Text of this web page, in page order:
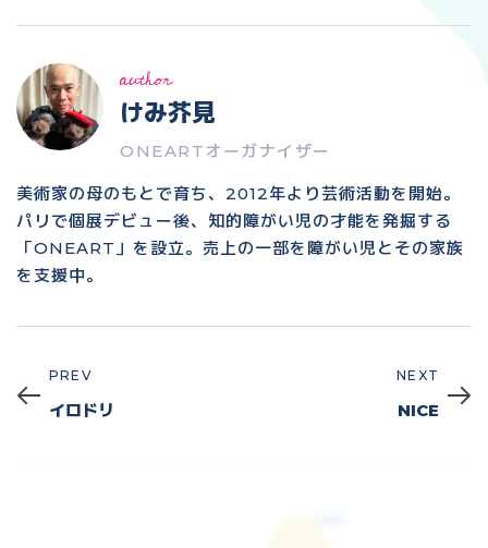
author
けみ芥見
ONEARTオーガナイザー
美術家の母のもとで育ち、2012年より芸術活動を開始。
パリで個展デビュー後、知的障がい児の才能を発掘する
「ONEART」を設立。売上の一部を障がい児とその家族
を支援中。
Prev
PREV
イロドリ
Next
NEXT
NICE